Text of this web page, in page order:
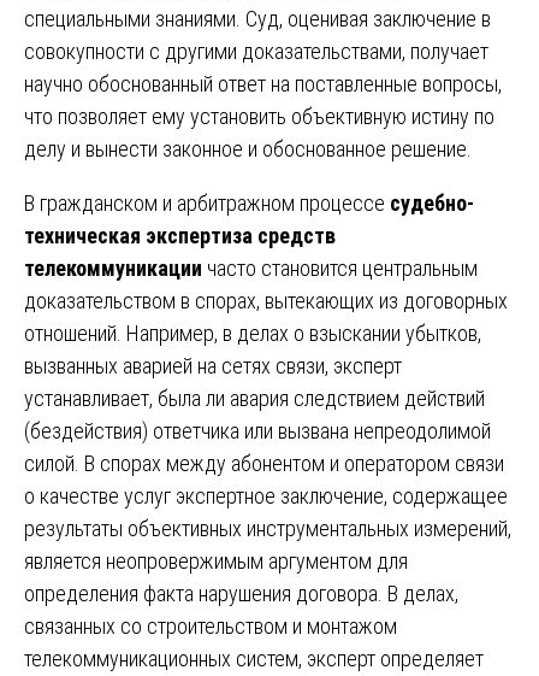
специальными знаниями. Суд, оценивая заключение в
совокупности с другими доказательствами, получает
научно обоснованный ответ на поставленные вопросы,
что позволяет ему установить объективную истину по
делу и вынести законное и обоснованное решение.
В гражданском и арбитражном процессе судебно-
техническая экспертиза средств
телекоммуникации часто становится центральным
доказательством в спорах, вытекающих из договорных
отношений. Например, в делах о взыскании убытков,
вызванных аварией на сетях связи, эксперт
устанавливает, была ли авария следствием действий
(бездействия) ответчика или вызвана непреодолимой
силой. В спорах между абонентом и оператором связи
о качестве услуг экспертное заключение, содержащее
результаты объективных инструментальных измерений,
является неопровержимым аргументом для
определения факта нарушения договора. В делах,
связанных со строительством и монтажом
телекоммуникационных систем, эксперт определяет